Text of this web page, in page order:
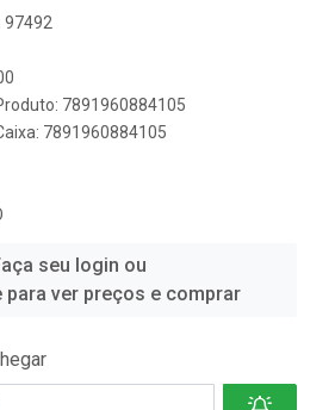
97492
7891960884105
7891960884105
seu login ou
para ver preços e comprar